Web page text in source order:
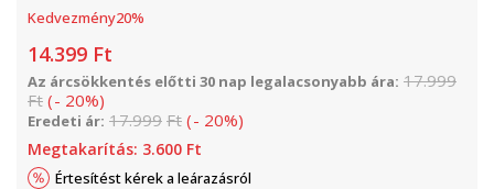
Kedvezmény20%
14.399 Ft
Az árcsökkentés előtti 30 nap legalacsonyabb ára: 17.999
Ft (- 20%)
Eredeti ár: 17.999 Ft (- 20%)
Megtakarítás: 3.600 Ft
Értesítést kérek a leárazásról